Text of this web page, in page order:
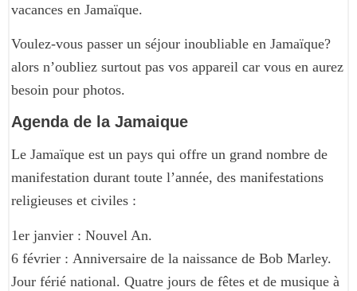
vacances en Jamaïque.
Voulez-vous passer un séjour inoubliable en Jamaïque?
alors n’oubliez surtout pas vos appareil car vous en aurez
besoin pour photos.
Agenda de la Jamaique
Le Jamaïque est un pays qui offre un grand nombre de
manifestation durant toute l’année, des manifestations
religieuses et civiles :
1er janvier : Nouvel An.
6 février : Anniversaire de la naissance de Bob Marley.
Jour férié national. Quatre jours de fêtes et de musique à